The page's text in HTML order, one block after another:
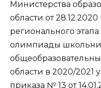
Министерства
области от
регионального
олимпиады
области в 2020/2021
приказа № 13 от